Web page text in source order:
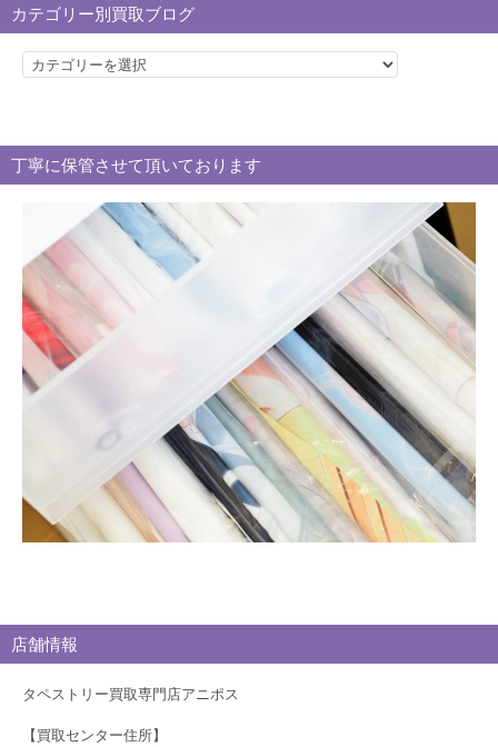
カテゴリー別買取ブログ
カ
リ
ー
ロ
グ
丁寧に保管させて頂いております
店舗情報
タペストリー買取専門店アニポス
【買取センター住所】